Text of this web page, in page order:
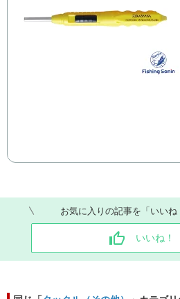
お気に入りの記事を「いいね
いいね！